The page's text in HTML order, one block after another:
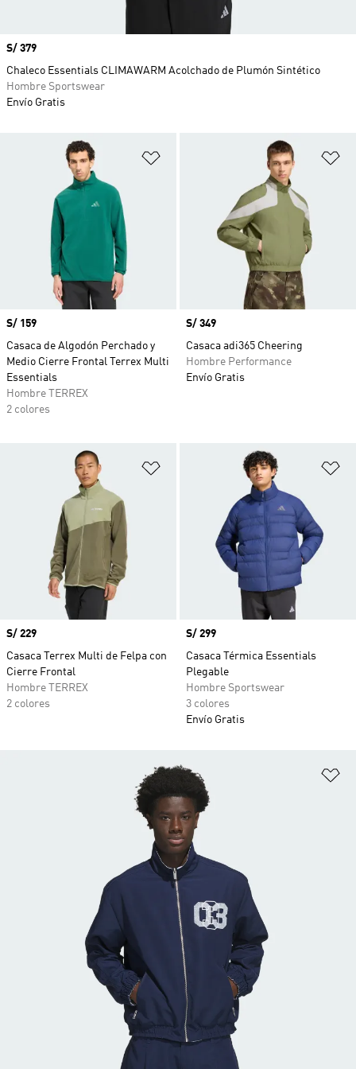
Añadir a la lista de deseos
Precio
S/ 159
Casaca de Algodón Perchado y
Medio Cierre Frontal Terrex Multi
Essentials
Hombre TERREX
2 colores
Precio
S/ 349
Casaca adi365 Cheering
Hombre Performance
Envío Gratis
Añadir a la lista de deseos
Precio
S/ 229
Casaca Terrex Multi de Felpa con
Cierre Frontal
Hombre TERREX
2 colores
Precio
S/ 299
Casaca Térmica Essentials
Plegable
Hombre Sportswear
3 colores
Envío Gratis
Precio
S/ 379
Chaleco Essentials CLIMAWARM Acolchado de Plumón Sintético
Hombre Sportswear
Envío Gratis